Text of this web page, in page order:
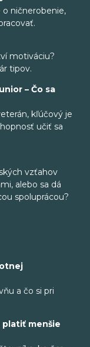
o ničnerobenie,
motiváciu?
tipov.
– Čo sa
kľúčový je
učiť sa
vzťahov
alebo sa dá
spoluprácou?
a čo si pri
platiť menšie